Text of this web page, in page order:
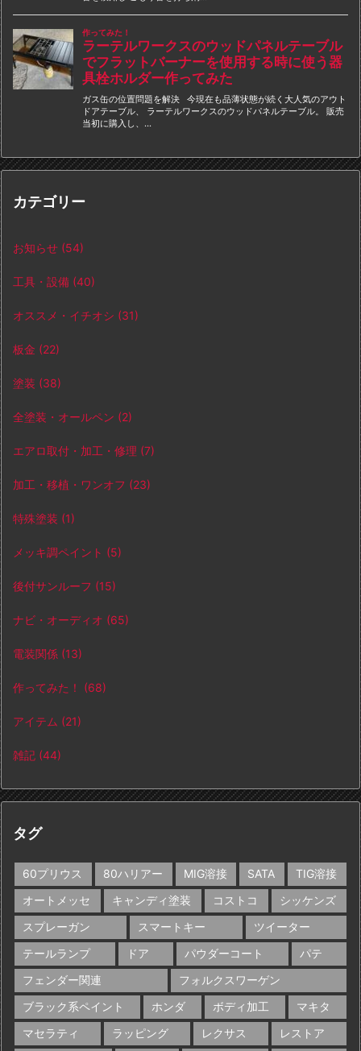
カテゴリー
お知らせ (54)
工具・設備 (40)
オススメ・イチオシ (31)
板金 (22)
塗装 (38)
全塗装・オールペン (2)
エアロ取付・加工・修理 (7)
加工・移植・ワンオフ (23)
特殊塗装 (1)
メッキ調ペイント (5)
後付サンルーフ (15)
ナビ・オーディオ (65)
電装関係 (13)
作ってみた！ (68)
アイテム (21)
雑記 (44)
タグ
60プリウス 80ハリアー MIG溶接 SATA
TIG溶接
オートメッセ
キャンディ塗装 コストコ
シッケンズ
スプレーガン
スマートキー
ツイーター
テールランプ
ドア パウダーコート
パテ
フェンダー関連
フォルクスワーゲン
ブラック系ペイント
ホンダ ボディ加工
マキタ
マセラティ
ラッピング レクサス レストア